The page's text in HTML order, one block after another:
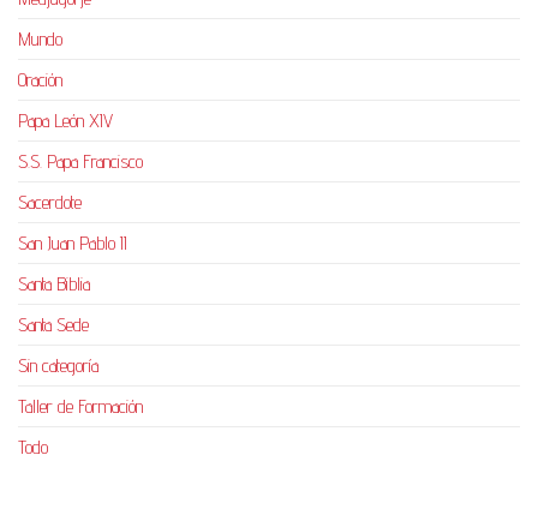
Mundo
Oración
Papa León XIV
S.S. Papa Francisco
Sacerdote
San Juan Pablo II
Santa Biblia
Santa Sede
Sin categoría
Taller de Formación
Todo